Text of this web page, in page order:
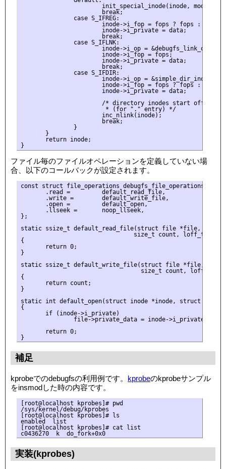
init_special_inode(inode, mode,
                       break;
               case S_IFREG:
inode->i_fop = fops ? fops :
                       inode->i_private = data;
                       break;
               case S_IFLNK:
inode->i_op =
                       inode->i_fop = fops;
                       inode->i_private = data;
                       break;
               case S_IFDIR:
inode->i_op =
inode->i_fop = fops ? fops :
                       inode->i_private = data;
/* directory inodes start off with
                        * (for "." entry) */
                       inc_nlink(inode);
                       break;
               }
       }
       return inode;
ファイル毎のファイルオペレーションを定義していない場
合、以下のコールバックが設定されます。
const struct file_operations debugfs_file_operations = {
       .read =         default_read_file,
       .write =        default_write_file,
       .open =         default_open,
       .llseek =       noop_llseek,
};
static ssize_t default_read_file(struct file *file, char
size_t count, loff_t
{
       return 0;
}
static ssize_t default_write_file(struct file *file, const
size_t count, loff_t
{
       return count;
}
static int default_open(struct inode *inode, struct file
{
       if (inode->i_private)
               file->private_data = inode->i_private;
       return 0;
補足
kprobeでのdebugfsの利用例です。 kprobeのkprobeサンプル
をinsmodした時の内容です。
[root@localhost kprobes]# pwd
/sys/kernel/debug/kprobes
[root@localhost kprobes]# ls
enabled  list
[root@localhost kprobes]# cat list
c0436270  k  do_fork+0x0
実装(kprobes)